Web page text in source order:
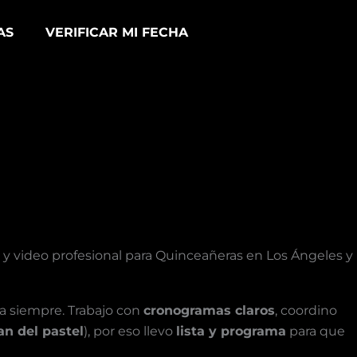
VERIFICAR MI FECHA
profesional para Quinceañeras en Los Ángeles y
siempre. Trabajo con cronogramas claros, coordino
del pastel), por eso llevo lista y programa para que